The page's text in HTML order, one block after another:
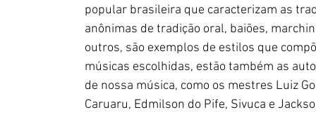
popular brasileira que caracterizam as
anônimas de tradição oral, baiões,
outros, são exemplos de estilos que
músicas escolhidas, estão também as
de nossa música, como os mestres Luiz
Caruaru, Edmilson do Pife, Sivuca e